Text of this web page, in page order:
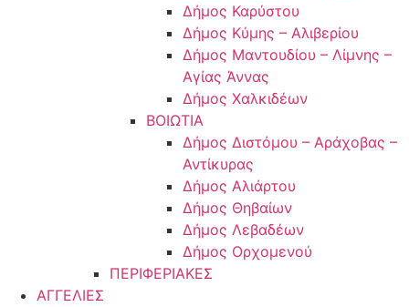
Δήμος Καρύστου
Δήμος Κύμης – Αλιβερίου
Δήμος Μαντουδίου – Λίμνης –
Αγίας Άννας
Δήμος Χαλκιδέων
ΒΟΙΩΤΙΑ
Δήμος Διστόμου – Αράχοβας –
Αντίκυρας
Δήμος Αλιάρτου
Δήμος Θηβαίων
Δήμος Λεβαδέων
Δήμος Ορχομενού
ΠΕΡΙΦΕΡΙΑΚΕΣ
ΑΓΓΕΛΙΕΣ